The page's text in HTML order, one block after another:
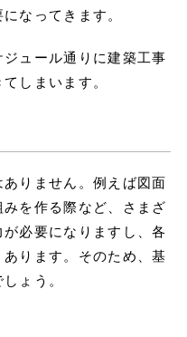
なってきます。
ュール通りに建築工事
しまいます。
りません。例えば図面
を作る際など、さまざ
必要になりますし、各
ります。そのため、基
ょう。